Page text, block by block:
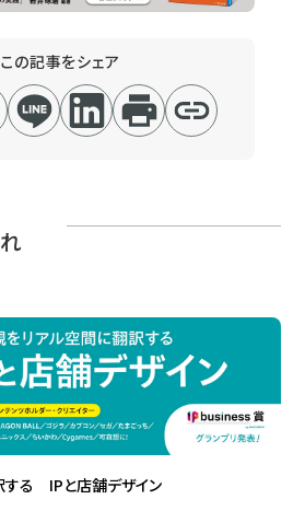
この記事をシェア
る IPと店舗デザイン